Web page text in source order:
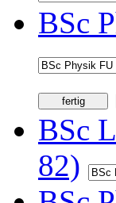
BSc
BSc
82)